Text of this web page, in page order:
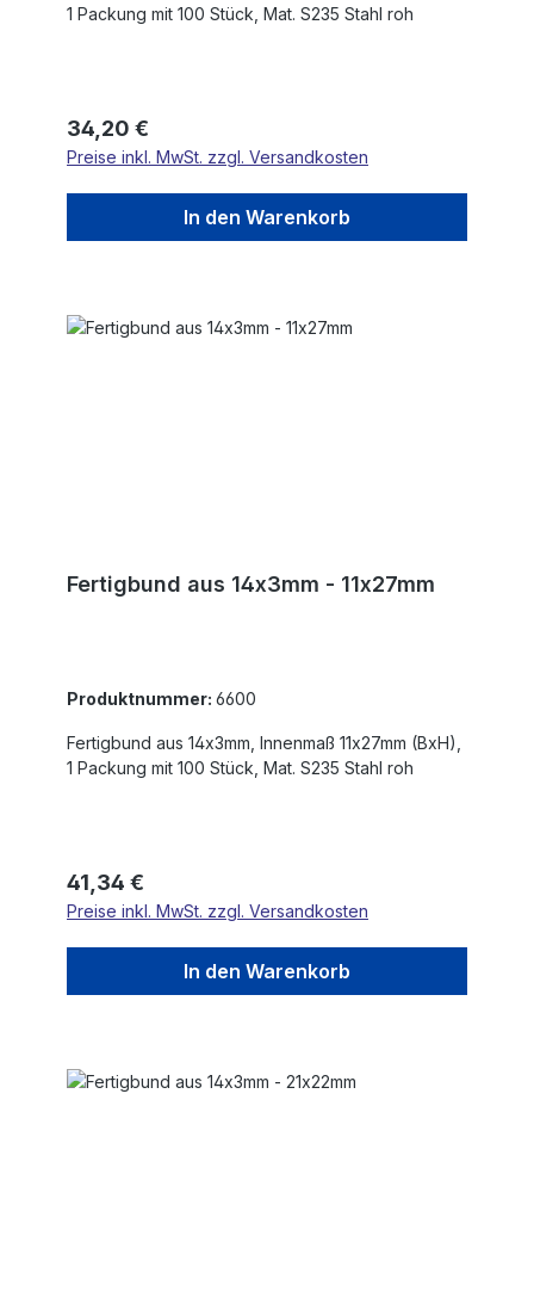
1 Packung mit 100 Stück, Mat. S235 Stahl roh
Regulärer Preis:
34,20 €
Preise inkl. MwSt. zzgl. Versandkosten
In den Warenkorb
Fertigbund aus 14x3mm - 11x27mm
Produktnummer: 6600
Fertigbund aus 14x3mm, Innenmaß 11x27mm (BxH),
1 Packung mit 100 Stück, Mat. S235 Stahl roh
Regulärer Preis:
41,34 €
Preise inkl. MwSt. zzgl. Versandkosten
In den Warenkorb